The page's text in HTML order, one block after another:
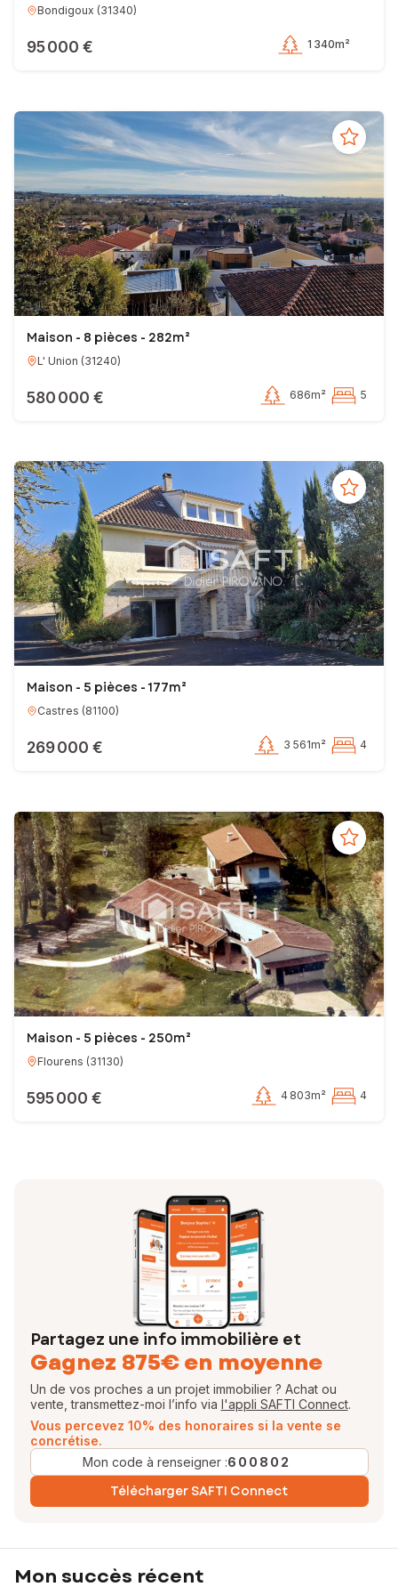
Conseiller Indépendant en Immobilier
EI - Agent commercial - 415 271 998 RSAC TOULOUSE
Bondigoux (31340)
95 000 € 1 340m²
Maison - 8 pièces - 282m²
L' Union (31240)
580 000 € 686m² 5
Maison - 5 pièces - 177m²
Castres (81100)
269 000 € 3 561m² 4
Maison - 5 pièces - 250m²
Flourens (31130)
595 000 € 4 803m² 4
Partagez une info immobilière et
Gagnez 875€ en moyenne
Un de vos proches a un projet immobilier ? Achat ou
vente, transmettez-moi l’info via l'appli SAFTI Connect.
Vous percevez 10% des honoraires si la vente se
concrétise.
Mon code à renseigner :600802
Télécharger SAFTI Connect
Mon succès récent